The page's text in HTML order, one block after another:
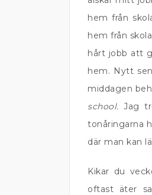
hem från
hem från
hårt jobb att
hem. Nytt
middagen
school.Jag
tonåringarna
där man kan
Kikar du
oftast äter